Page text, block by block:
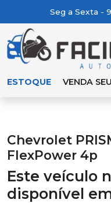
Seg a Sexta -
ESTOQUE VENDA
Chevrolet
FlexPower 4p
Este veículo
disponível